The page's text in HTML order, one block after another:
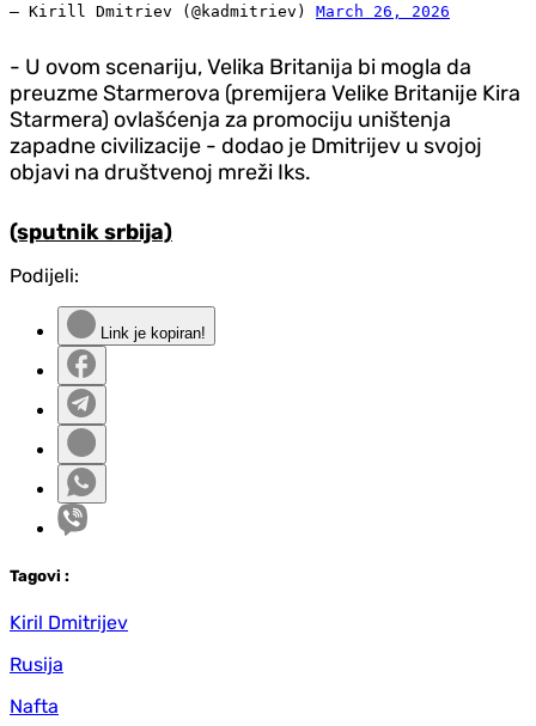
— Kirill Dmitriev (@kadmitriev) March 26, 2026
- U ovom scenariju, Velika Britanija bi mogla da
preuzme Starmerova (premijera Velike Britanije Kira
Starmera) ovlašćenja za promociju uništenja
zapadne civilizacije - dodao je Dmitrijev u svojoj
objavi na društvenoj mreži Iks.
(sputnik srbija)
Podijeli:
Link je kopiran!
Tagovi :
Kiril Dmitrijev
Rusija
Nafta